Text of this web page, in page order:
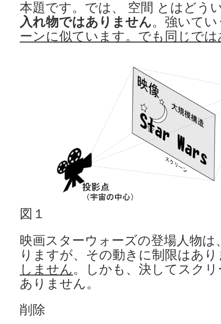
本題です。では、 空間 とはどう
入れ物ではありません。強いて
ーンに似ています。でも同じで
図１
映画スターウォーズの登場人物は
りますが、その動きに制限はあ
しません 。しかも、決してスク
ありません。
削除